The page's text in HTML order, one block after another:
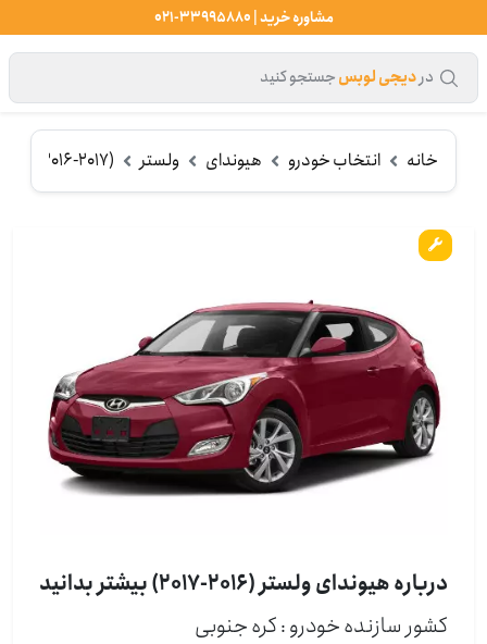
مشاوره خرید | 33995880-021
دردیجی لوبسجستجو کنید
خانه انتخاب خودرو هیوندای ولستر (2016-2017)
درباره هیوندای ولستر (2016-2017) بیشتر بدانید
کشور سازنده خودرو : كره جنوبی